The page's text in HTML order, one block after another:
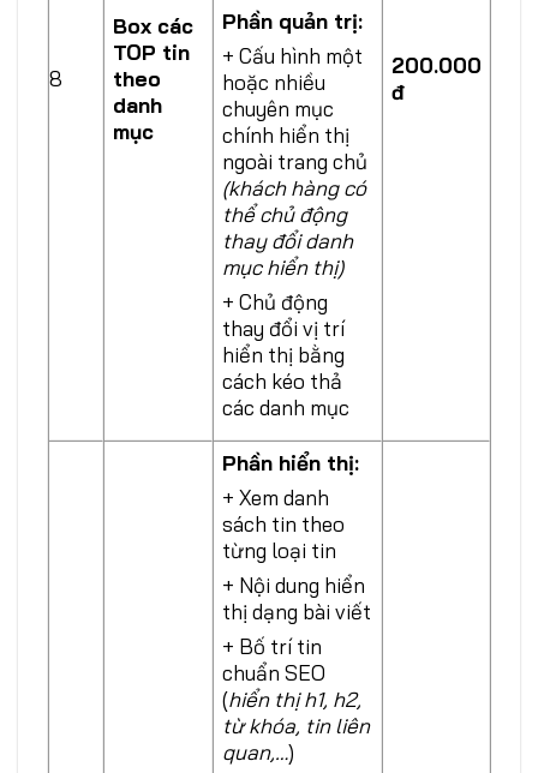
8
Box các
TOP tin
theo
danh
mục
Phần quản trị:
+ Cấu hình một
hoặc nhiều
chuyên mục
chính hiển thị
ngoài trang chủ
(khách hàng có
thể chủ động
thay đổi danh
mục hiển thị)
+ Chủ động
thay đổi vị trí
hiển thị bằng
cách kéo thả
các danh mục
200.000
đ
Phần hiển thị:
+ Xem danh
sách tin theo
từng loại tin
+ Nội dung hiển
thị dạng bài viết
+ Bố trí tin
chuẩn SEO
(hiển thị h1, h2,
từ khóa, tin liên
quan,…)